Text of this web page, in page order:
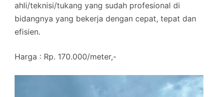
ahli/teknisi/tukang yang sudah profesional di
bidangnya yang bekerja dengan cepat, tepat dan
efisien.
Harga : Rp. 170.000/meter,-